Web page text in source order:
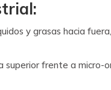
y grasas hacia
frente a micro-